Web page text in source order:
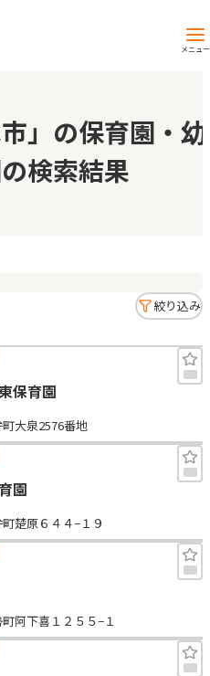
メニュー
」の保育園・幼
検索結果
絞り込み
保育園
大泉2576番地
園
楚原６４４−１９
阿下喜１２５５−１